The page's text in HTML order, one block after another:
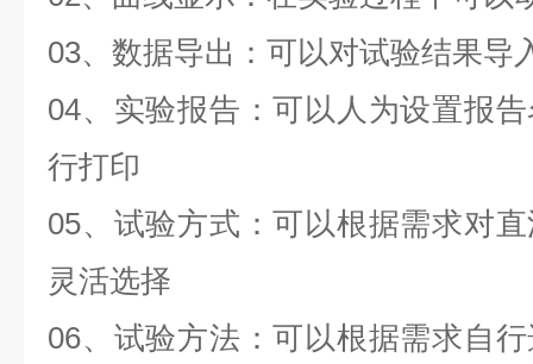
03、数据导出：可以对试验结果导
04、实验报告：可以人为设置报
行打印
05、试验方式：可以根据需求对
灵活选择
06、试验方法：可以根据需求自